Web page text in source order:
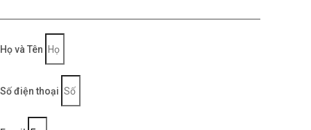
Họ và Tên
Số điện thoại